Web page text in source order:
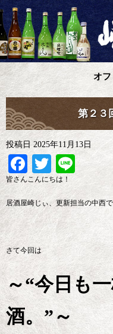
オ
第２３
投稿日 2025年11月13日
Facebook
Twitter
Line
皆さんこんにちは！
居酒屋崎じぃ、更新担当の中西で
さて今回は
～“今日も
酒。”～